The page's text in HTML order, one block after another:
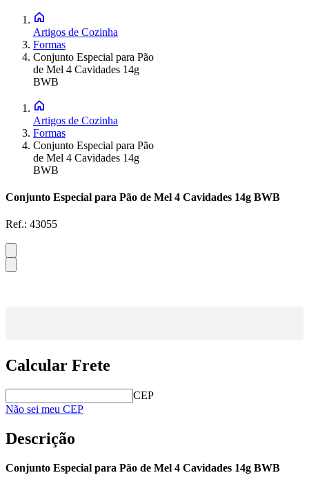
Artigos de Cozinha
Formas
Conjunto Especial para Pão
de Mel 4 Cavidades 14g
BWB
Artigos de Cozinha
Formas
Conjunto Especial para Pão
de Mel 4 Cavidades 14g
BWB
Conjunto Especial para Pão de Mel 4 Cavidades 14g BWB
Ref.: 43055
Calcular Frete
CEP
Não sei meu CEP
Descrição
Conjunto Especial para Pão de Mel 4 Cavidades 14g BWB